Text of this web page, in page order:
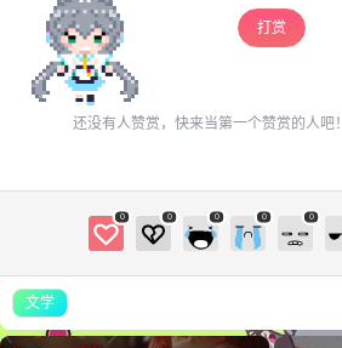
打赏
还没有人赞赏，快来当第一个赞赏的人吧！
0 0 0 0 0
文学